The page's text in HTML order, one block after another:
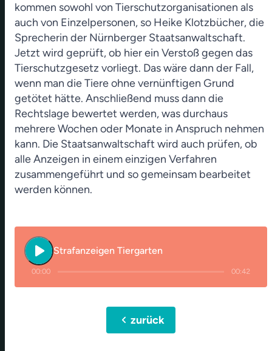
kommen sowohl von Tierschutzorganisationen als
auch von Einzelpersonen, so Heike Klotzbücher, die
Sprecherin der Nürnberger Staatsanwaltschaft.
Jetzt wird geprüft, ob hier ein Verstoß gegen das
Tierschutzgesetz vorliegt. Das wäre dann der Fall,
wenn man die Tiere ohne vernünftigen Grund
getötet hätte. Anschließend muss dann die
Rechtslage bewertet werden, was durchaus
mehrere Wochen oder Monate in Anspruch nehmen
kann. Die Staatsanwaltschaft wird auch prüfen, ob
alle Anzeigen in einem einzigen Verfahren
zusammengeführt und so gemeinsam bearbeitet
werden können.
play_arrow Strafanzeigen Tiergarten
00:00 00:42
chevron_leftzurück